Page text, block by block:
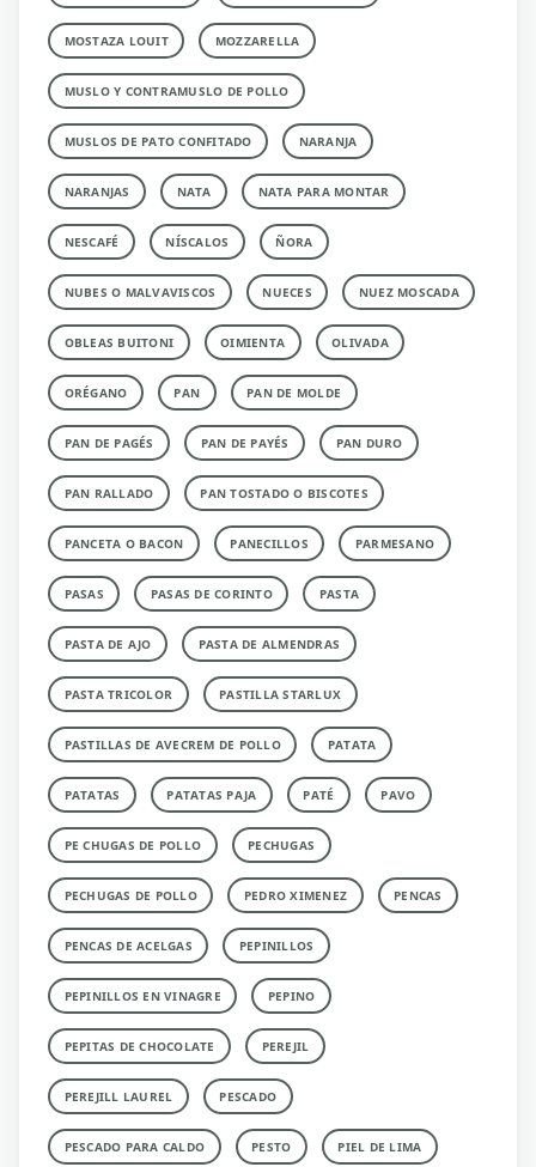
MOSTAZA LOUIT MOZZARELLA
MUSLO Y CONTRAMUSLO DE POLLO
MUSLOS DE PATO CONFITADO NARANJA
NARANJAS NATA NATA PARA MONTAR
NESCAFÉ NÍSCALOS ÑORA
NUBES O MALVAVISCOS NUECES NUEZ MOSCADA
OBLEAS BUITONI OIMIENTA OLIVADA
ORÉGANO PAN PAN DE MOLDE
PAN DE PAGÉS PAN DE PAYÉS PAN DURO
PAN RALLADO PAN TOSTADO O BISCOTES
PANCETA O BACON PANECILLOS PARMESANO
PASAS PASAS DE CORINTO PASTA
PASTA DE AJO PASTA DE ALMENDRAS
PASTA TRICOLOR PASTILLA STARLUX
PASTILLAS DE AVECREM DE POLLO PATATA
PATATAS PATATAS PAJA PATÉ PAVO
PE CHUGAS DE POLLO PECHUGAS
PECHUGAS DE POLLO PEDRO XIMENEZ PENCAS
PENCAS DE ACELGAS PEPINILLOS
PEPINILLOS EN VINAGRE PEPINO
PEPITAS DE CHOCOLATE PEREJIL
PEREJILL LAUREL PESCADO
PESCADO PARA CALDO PESTO PIEL DE LIMA